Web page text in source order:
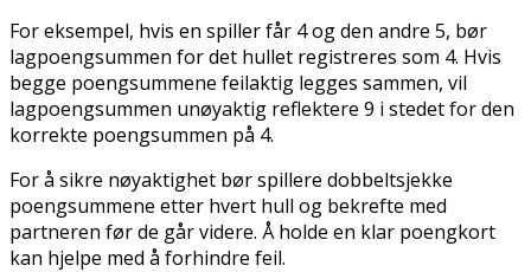
For eksempel, hvis en spiller får 4 og den andre 5, bør
lagpoengsummen for det hullet registreres som 4. Hvis
begge poengsummene feilaktig legges sammen, vil
lagpoengsummen unøyaktig reflektere 9 i stedet for den
korrekte poengsummen på 4.
For å sikre nøyaktighet bør spillere dobbeltsjekke
poengsummene etter hvert hull og bekrefte med
partneren før de går videre. Å holde en klar poengkort
kan hjelpe med å forhindre feil.